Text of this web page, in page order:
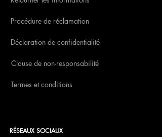
Procédure de réclamation
Déclaration de confidentialité
Clause de non-responsabilité
Termes et conditions
RÉSEAUX SOCIAUX